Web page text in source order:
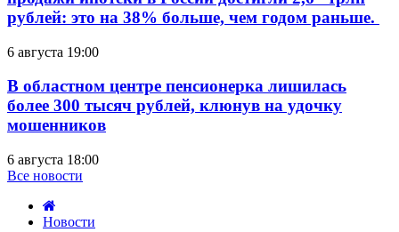
рублей: это на 38% больше, чем годом раньше.
6 августа 19:00
В областном центре пенсионерка лишилась
более 300 тысяч рублей, клюнув на удочку
мошенников
6 августа 18:00
Все новости
Новости